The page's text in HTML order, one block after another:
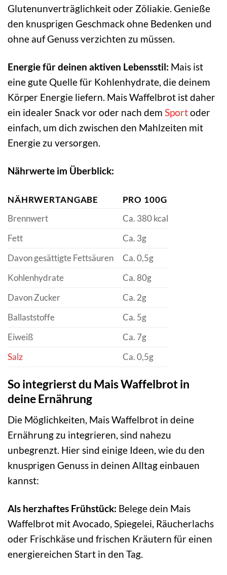
Glutenunverträglichkeit oder Zöliakie. Genieße
den knusprigen Geschmack ohne Bedenken und
ohne auf Genuss verzichten zu müssen.
Energie für deinen aktiven Lebensstil: Mais ist
eine gute Quelle für Kohlenhydrate, die deinem
Körper Energie liefern. Mais Waffelbrot ist daher
ein idealer Snack vor oder nach dem Sportoder
einfach, um dich zwischen den Mahlzeiten mit
Energie zu versorgen.
Nährwerte im Überblick:
NÄHRWERTANGABE
PRO 100G
Brennwert
Ca. 380 kcal
Fett
Ca. 3g
Davon gesättigte Fettsäuren
Ca. 0,5g
Kohlenhydrate
Ca. 80g
Davon Zucker
Ca. 2g
Ballaststoffe
Ca. 5g
Eiweiß
Ca. 7g
Salz
Ca. 0,5g
So integrierst du Mais Waffelbrot in
deine Ernährung
Die Möglichkeiten, Mais Waffelbrot in deine
Ernährung zu integrieren, sind nahezu
unbegrenzt. Hier sind einige Ideen, wie du den
knusprigen Genuss in deinen Alltag einbauen
kannst:
Als herzhaftes Frühstück: Belege dein Mais
Waffelbrot mit Avocado, Spiegelei, Räucherlachs
oder Frischkäse und frischen Kräutern für einen
energiereichen Start in den Tag.